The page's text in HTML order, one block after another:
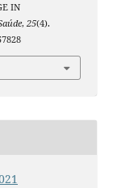
IN
, 25(4).